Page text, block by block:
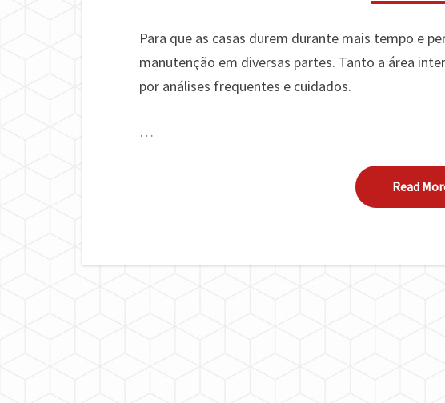
DA
Para que as casas durem durante mais tempo e
manutenção em diversas partes. Tanto a área
por análises frequentes e cuidados.
…
Read